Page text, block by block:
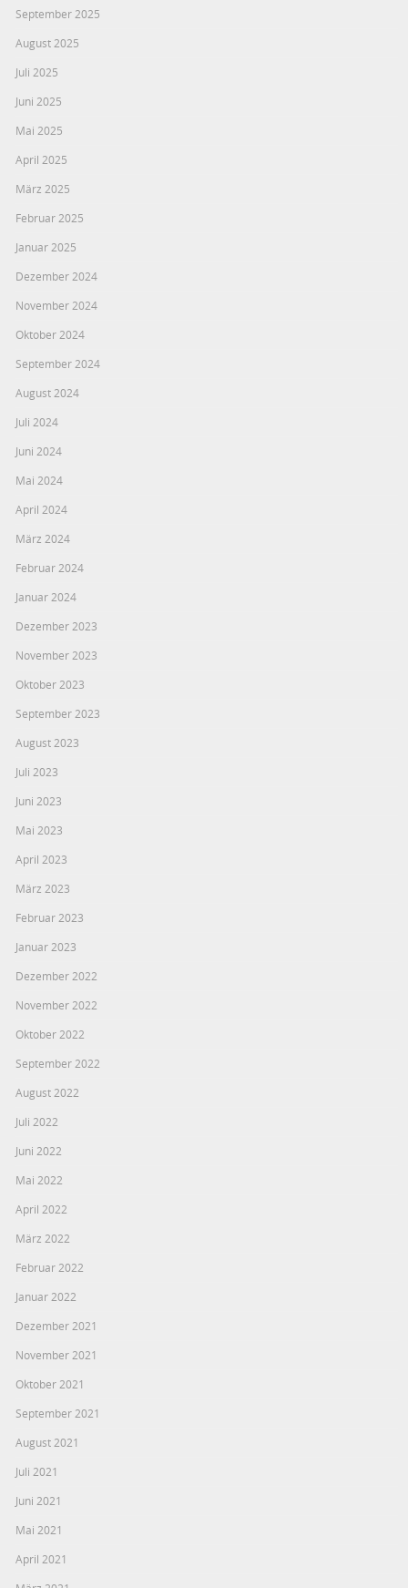
September 2025
August 2025
Juli 2025
Juni 2025
Mai 2025
April 2025
März 2025
Februar 2025
Januar 2025
Dezember 2024
November 2024
Oktober 2024
September 2024
August 2024
Juli 2024
Juni 2024
Mai 2024
April 2024
März 2024
Februar 2024
Januar 2024
Dezember 2023
November 2023
Oktober 2023
September 2023
August 2023
Juli 2023
Juni 2023
Mai 2023
April 2023
März 2023
Februar 2023
Januar 2023
Dezember 2022
November 2022
Oktober 2022
September 2022
August 2022
Juli 2022
Juni 2022
Mai 2022
April 2022
März 2022
Februar 2022
Januar 2022
Dezember 2021
November 2021
Oktober 2021
September 2021
August 2021
Juli 2021
Juni 2021
Mai 2021
April 2021